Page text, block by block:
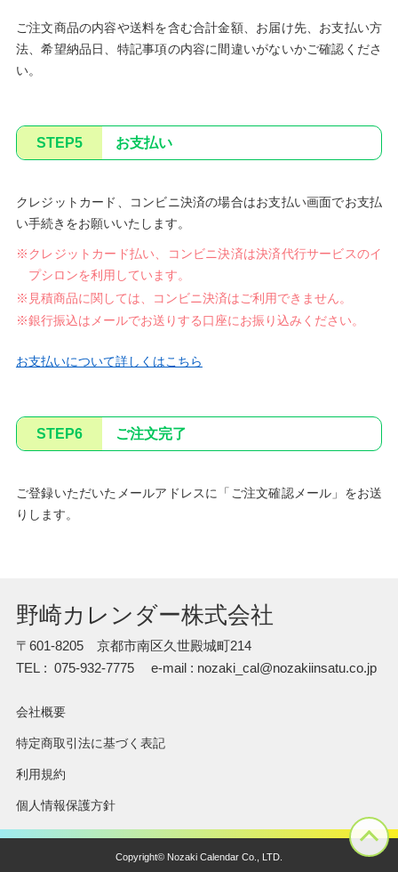
ご注文商品の内容や送料を含む合計金額、お届け先、お支払い方
法、希望納品日、特記事項の内容に間違いがないかご確認くださ
い。
STEP5 お支払い
クレジットカード、コンビニ決済の場合はお支払い画面でお支払
い手続きをお願いいたします。
※クレジットカード払い、コンビニ決済は決済代行サービスのイ
プシロンを利用しています。
※見積商品に関しては、コンビニ決済はご利用できません。
※銀行振込はメールでお送りする口座にお振り込みください。
お支払いについて詳しくはこちら
STEP6 ご注文完了
ご登録いただいたメールアドレスに「ご注文確認メール」をお送
りします。
野崎カレンダー株式会社
〒601-8205 京都市南区久世殿城町214
TEL : 075-932-7775
e-mail : nozaki_cal@nozakiinsatu.co.jp
会社概要
特定商取引法に基づく表記
利用規約
個人情報保護方針
Copyright© Nozaki Calendar Co., LTD.